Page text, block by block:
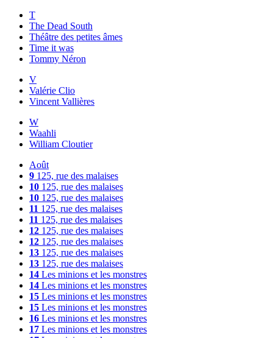
T
The Dead South
Théâtre des petites âmes
Time it was
Tommy Néron
V
Valérie Clio
Vincent Vallières
W
Waahli
William Cloutier
Août
9 125, rue des malaises
10 125, rue des malaises
10 125, rue des malaises
11 125, rue des malaises
11 125, rue des malaises
12 125, rue des malaises
12 125, rue des malaises
13 125, rue des malaises
13 125, rue des malaises
14 Les minions et les monstres
14 Les minions et les monstres
15 Les minions et les monstres
15 Les minions et les monstres
16 Les minions et les monstres
17 Les minions et les monstres